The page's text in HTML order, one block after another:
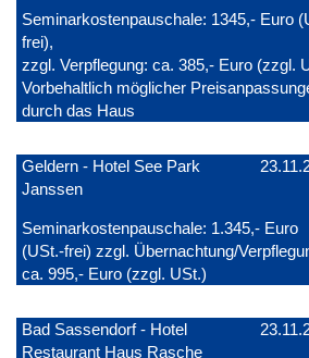
Seminarkostenpauschale: 1345,- Euro
frei),
zzgl. Verpflegung: ca. 385,- Euro (zzgl.
Vorbehaltlich möglicher
durch das Haus
Geldern - Hotel See Park
Janssen
Seminarkostenpauschale: 1.345,- Euro
(USt.-frei) zzgl. Übernachtung/
ca. 995,- Euro (zzgl. USt.)
Bad Sassendorf - Hotel
Restaurant Haus Rasche